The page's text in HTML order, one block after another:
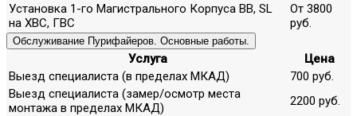
Установка 1-го Магистрального Корпуса ВВ, SL
на ХВС, ГВС
От 3800
руб.
Обслуживание Пурифайеров. Основные работы.
Услуга
Цена
Выезд специалиста (в пределах МКАД)
700 руб.
Выезд специалиста (замер/осмотр места
монтажа в пределах МКАД)
2200 руб.